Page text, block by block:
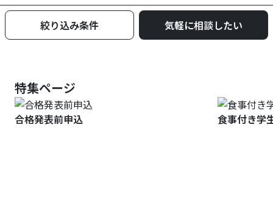
絞り込み条件 気軽に相談したい
特集ページ
合格発表前申込 食事付き学